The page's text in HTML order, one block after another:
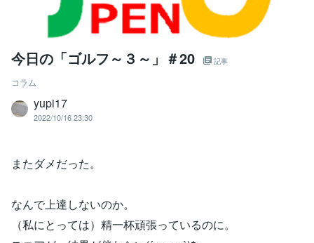
今日の「ゴルフ～３～」＃20 記事
コラム
yupi17
2022/10/16 23:30
またダメだった。
なんで上達しないのか。
（私にとっては）精一杯頑張っているのに。